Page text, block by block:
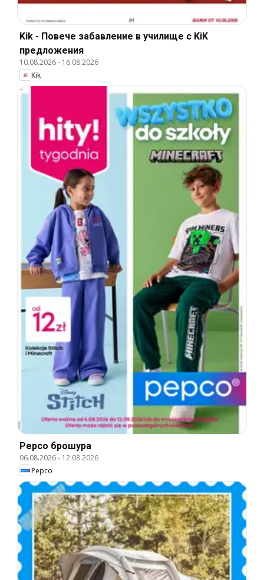
Kik - Повече забавление в училище с KiK
предложения
10.08.2026- 16.08.2026
Kik
Pepco брошура
06.08.2026- 12.08.2026
Pepco